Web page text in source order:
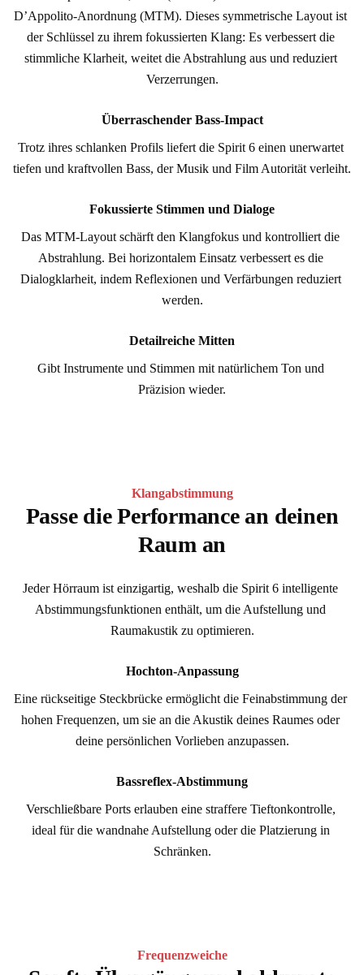
D’Appolito-Anordnung (MTM). Dieses symmetrische Layout ist
der Schlüssel zu ihrem fokussierten Klang: Es verbessert die
stimmliche Klarheit, weitet die Abstrahlung aus und reduziert
Verzerrungen.
Überraschender Bass-Impact
Trotz ihres schlanken Profils liefert die Spirit 6 einen unerwartet
tiefen und kraftvollen Bass, der Musik und Film Autorität verleiht.
Fokussierte Stimmen und Dialoge
Das MTM-Layout schärft den Klangfokus und kontrolliert die
Abstrahlung. Bei horizontalem Einsatz verbessert es die
Dialogklarheit, indem Reflexionen und Verfärbungen reduziert
werden.
Detailreiche Mitten
Gibt Instrumente und Stimmen mit natürlichem Ton und
Präzision wieder.
Klangabstimmung
Passe die Performance an deinen
Raum an
Jeder Hörraum ist einzigartig, weshalb die Spirit 6 intelligente
Abstimmungsfunktionen enthält, um die Aufstellung und
Raumakustik zu optimieren.
Hochton-Anpassung
Eine rückseitige Steckbrücke ermöglicht die Feinabstimmung der
hohen Frequenzen, um sie an die Akustik deines Raumes oder
deine persönlichen Vorlieben anzupassen.
Bassreflex-Abstimmung
Verschließbare Ports erlauben eine straffere Tieftonkontrolle,
ideal für die wandnahe Aufstellung oder die Platzierung in
Schränken.
Frequenzweiche